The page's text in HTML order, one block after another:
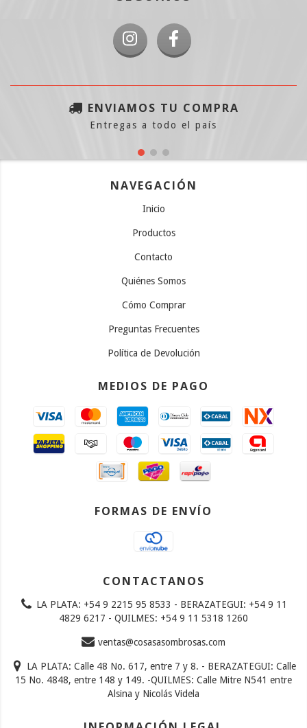
ENVIAMOS TU COMPRA
Entregas a todo el país
NAVEGACIÓN
Inicio
Productos
Contacto
Quiénes Somos
Cómo Comprar
Preguntas Frecuentes
Política de Devolución
MEDIOS DE PAGO
FORMAS DE ENVÍO
CONTACTANOS
LA PLATA: +54 9 2215 95 8533 - BERAZATEGUI: +54 9 11
4829 6217 - QUILMES: +54 9 11 5318 1260
ventas@cosasasombrosas.com
LA PLATA: Calle 48 No. 617, entre 7 y 8. - BERAZATEGUI: Calle
15 No. 4848, entre 148 y 149. -QUILMES: Calle Mitre N541 entre
Alsina y Nicolás Videla